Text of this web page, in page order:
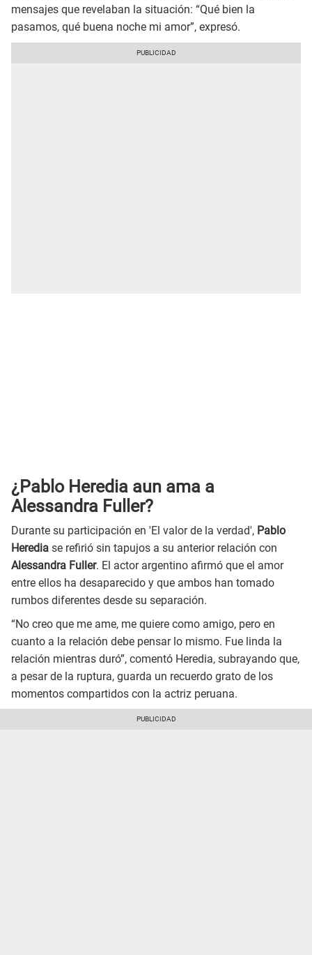
mensajes que revelaban la situación: “Qué bien la
pasamos, qué buena noche mi amor”, expresó.
¿Pablo Heredia aun ama a
Alessandra Fuller?
Durante su participación en 'El valor de la verdad', Pablo
Heredia se refirió sin tapujos a su anterior relación con
Alessandra Fuller. El actor argentino afirmó que el amor
entre ellos ha desaparecido y que ambos han tomado
rumbos diferentes desde su separación.
“No creo que me ame, me quiere como amigo, pero en
cuanto a la relación debe pensar lo mismo. Fue linda la
relación mientras duró”, comentó Heredia, subrayando que,
a pesar de la ruptura, guarda un recuerdo grato de los
momentos compartidos con la actriz peruana.